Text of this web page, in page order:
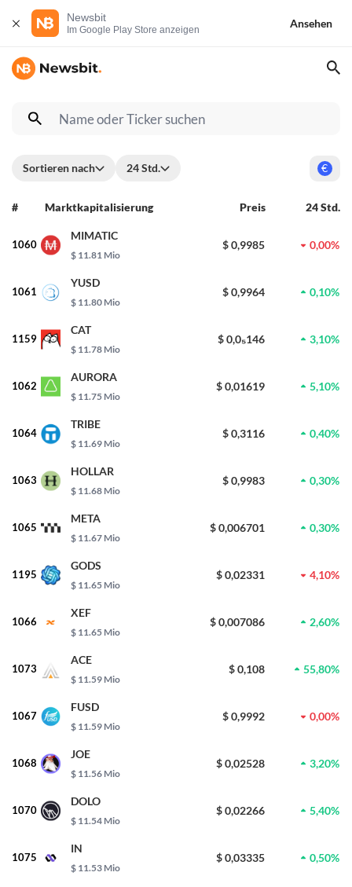
Newsbit
Im Google Play Store anzeigen
Ansehen
Sortieren nach 24 Std. €
# Marktkapitalisierung Preis 24 Std.
1060
MIMATIC
$ 11.81 Mio
$ 0,9985 0,00%
1061
YUSD
$ 11.80 Mio
$ 0,9964 0,10%
1159
CAT
$ 11.78 Mio
$ 0,0₅146 3,10%
1062
AURORA
$ 11.75 Mio
$ 0,01619 5,10%
1064
TRIBE
$ 11.69 Mio
$ 0,3116 0,40%
1063
HOLLAR
$ 11.68 Mio
$ 0,9983 0,30%
1065
META
$ 11.67 Mio
$ 0,006701 0,30%
1195
GODS
$ 11.65 Mio
$ 0,02331 4,10%
1066
XEF
$ 11.65 Mio
$ 0,007086 2,60%
1073
ACE
$ 11.59 Mio
$ 0,108 55,80%
1067
FUSD
$ 11.59 Mio
$ 0,9992 0,00%
1068
JOE
$ 11.56 Mio
$ 0,02528 3,20%
1070
DOLO
$ 11.54 Mio
$ 0,02266 5,40%
1075
IN
$ 11.53 Mio
$ 0,03335 0,50%